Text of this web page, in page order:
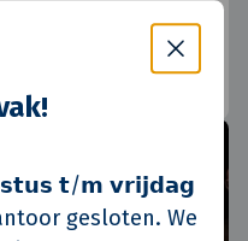
𝘁/𝗺 𝘃𝗿𝗶𝗷𝗱𝗮𝗴
gesloten. We
Staal in Delft
met een unieke